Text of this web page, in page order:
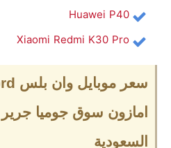
Huawei P40
Xiaomi Redmi K30 Pro
سعر موبايل وان بلس OnePlus Nord
امازون سوق جوميا
السعودية